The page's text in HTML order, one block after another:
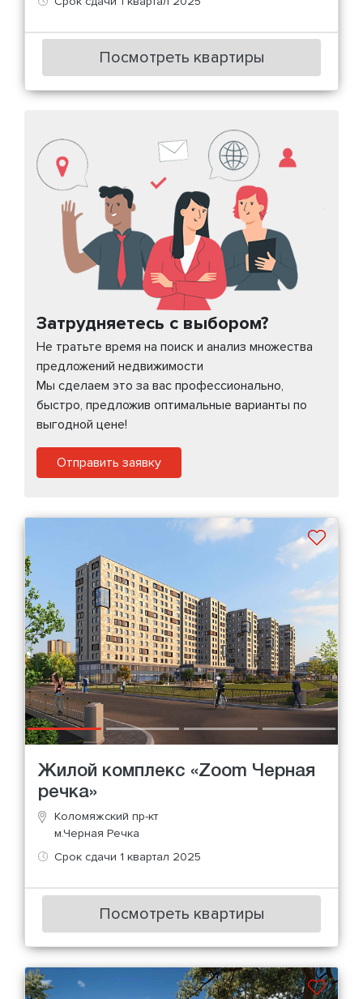
Посмотреть квартиры
Затрудняетесь с выбором?
Не тратьте время на поиск и анализ множества
предложений недвижимости
Мы сделаем это за вас профессионально,
быстро, предложив оптимальные варианты по
выгодной цене!
Отправить заявку
Жилой комплекс «Zoom Черная
речка»
Коломяжский пр-кт
м.Черная Речка
Срок сдачи 1 квартал 2025
Посмотреть квартиры